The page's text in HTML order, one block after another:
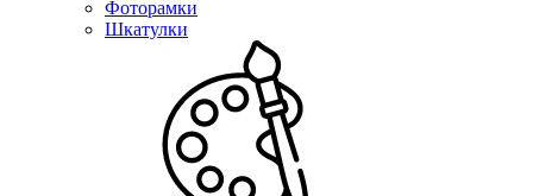
Фоторамки
Шкатулки